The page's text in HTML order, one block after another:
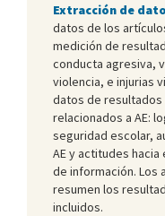
Extracción de
datos de los
medición de
conducta agresiva,
violencia, e injurias
datos de
relacionados a AE:
seguridad escolar,
AE y actitudes hacia
de información. Los
resumen los
incluidos.